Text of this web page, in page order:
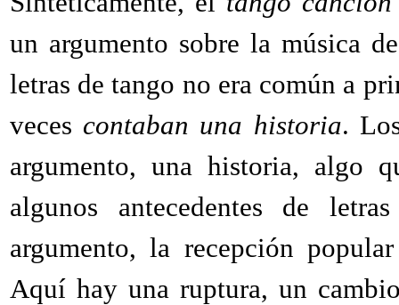
un argumento sobre la música
letras de tango no era común a
veces contaban una historia.
argumento, una historia, algo
algunos antecedentes de
argumento, la recepción
Aquí hay una ruptura, un